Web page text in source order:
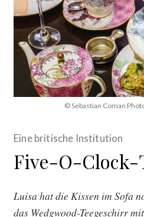
© Sebastian Coman
Eine britische Institution
Five-O-Clock-
Luisa hat die Kissen im Sofa
das Wedgwood-Teegeschirr